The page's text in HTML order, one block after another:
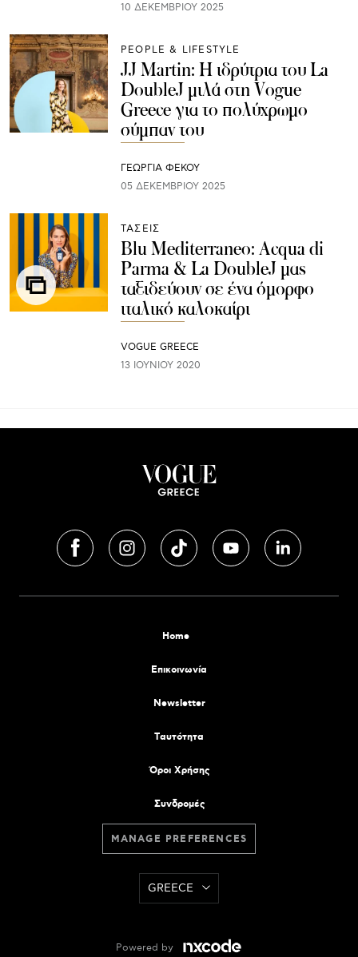
10 ΔΕΚΕΜΒΡΊΟΥ 2025
PEOPLE & LIFESTYLE
JJ Martin: H ιδρύτρια του La
DoubleJ μιλά στη Vogue
Greece για το πολύχρωμο
σύμπαν του
ΓΕΩΡΓΙΑ ΦΕΚΟΥ
05 ΔΕΚΕΜΒΡΊΟΥ 2025
ΤΑΣΕΙΣ
Blu Mediterraneo: Acqua di
Parma & La DoubleJ μας
ταξιδεύουν σε ένα όμορφο
ιταλικό καλοκαίρι
VOGUE GREECE
13 ΙΟΥΝΊΟΥ 2020
Home
Επικοινωνία
Newsletter
Tαυτότητα
Όροι Χρήσης
Συνδρομές
MANAGE PREFERENCES
GREECE
Powered by